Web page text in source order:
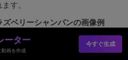
す。
ベリーシャンパンの画像例
ーター
動画を作成
今すぐ生成